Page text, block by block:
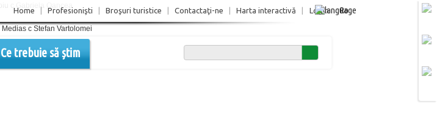
Login Ro
Home Profesionişti Broşuri turistice Contactaţi-ne Harta interactivă
Ce trebuie să știm